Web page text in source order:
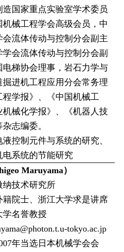
国家重点实验室学术委员
械工程学会高级会员，中
会流体传动与控制分会副主
会流体传动与控制分会副
电梯协会理事，岩石力学与
掘进机工程应用分会常务理
学报》、《中国机械工
械化学报》、《机器人技
志编委。
控制元件与系统的研究、
系统的节能研究
Maruyama）
纳技术研究所
籍院士、浙江大学求是讲席
学名誉教授
tokyo.ac.jp
年当选日本机械学会会